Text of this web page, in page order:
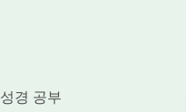
성경 공부